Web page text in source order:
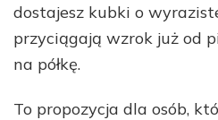
dostajesz kubki o
przyciągają wzrok już od
na półkę.
To propozycja dla osób,